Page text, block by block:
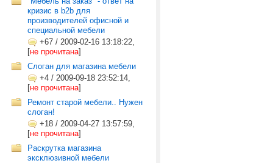
кризис в b2b для
производителей офисной и
специальной мебели
+67 / 2009-02-16 13:18:22,
[не прочитана]
Слоган для магазина мебели
+4 / 2009-09-18 23:52:14,
[не прочитана]
Ремонт старой мебели.. Нужен
слоган!
+18 / 2009-04-27 13:57:59,
[не прочитана]
Раскрутка магазина
эксклюзивной мебели